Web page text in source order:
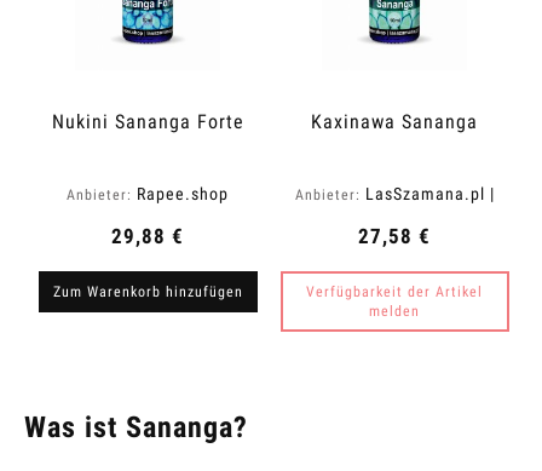
Nukini Sananga Forte
Anbieter: Rapee.shop
29,88 €
Zum Warenkorb hinzufügen
Kaxinawa Sananga
Anbieter: LasSzamana.pl |
27,58 €
Verfügbarkeit der Artikel
melden
Was ist Sananga?